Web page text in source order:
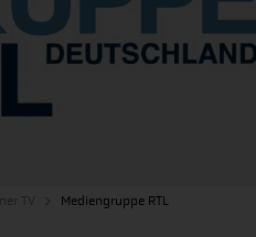
Mediengruppe RTL